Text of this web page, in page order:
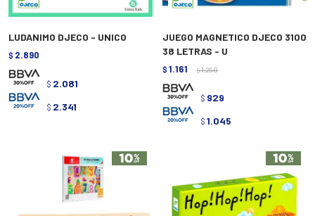
LUDANIMO DJECO - UNICO
$ 2.890
$ 2.081
$ 2.341
JUEGO MAGNETICO DJECO 3100
38 LETRAS - U
$ 1.161 $ 1.290
$ 929
$ 1.045